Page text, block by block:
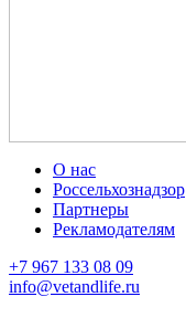
О нас
Россельхознадзор
Партнеры
Рекламодателям
+7 967 133 08 09
info@vetandlife.ru